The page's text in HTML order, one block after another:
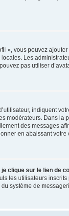
», vous pouvez
Les
pas utiliser
indiquent
modérateurs. Dans
des messages
en abaissant votre
clique sur le lien de
les utilisateurs
système de